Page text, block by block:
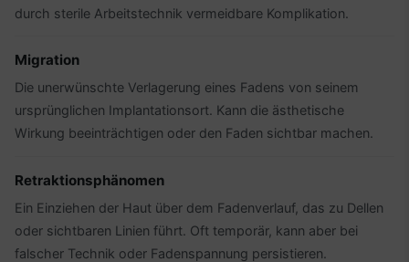
durch sterile Arbeitstechnik vermeidbare Komplikation.
Migration
Die unerwünschte Verlagerung eines Fadens von seinem
ursprünglichen Implantationsort. Kann die ästhetische
Wirkung beeinträchtigen oder den Faden sichtbar machen.
Retraktionsphänomen
Ein Einziehen der Haut über dem Fadenverlauf, das zu Dellen
oder sichtbaren Linien führt. Oft temporär, kann aber bei
falscher Technik oder Fadenspannung persistieren.